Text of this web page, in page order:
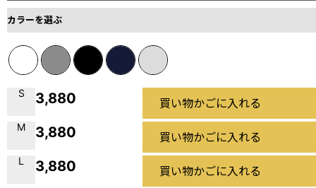
カラーを選ぶ
S 3,880 買い物かごに入れる
M 3,880 買い物かごに入れる
L 3,880 買い物かごに入れる